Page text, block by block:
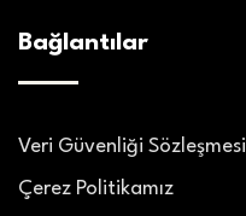
Bağlantılar
Veri Güvenliği Sözleşmesi
Çerez Politikamız